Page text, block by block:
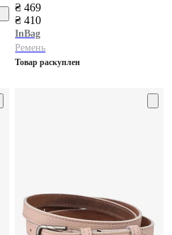
₴ 469
₴ 410
InBag
Ремень
Товар раскуплен